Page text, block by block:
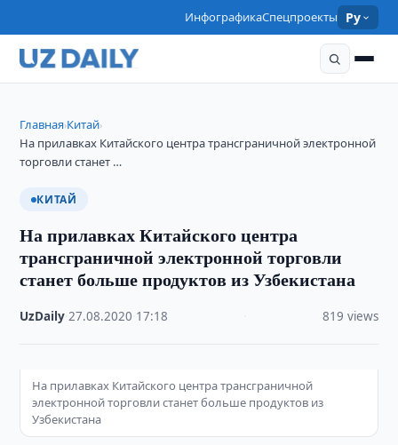
ИнфографикаСпецпроекты Ру
Главная›Китай›
На прилавках Китайского центра трансграничной электронной
торговли станет …
КИТАЙ
На прилавках Китайского центра
трансграничной электронной торговли
станет больше продуктов из Узбекистана
UzDaily ·27.08.2020 17:18 819 views
На прилавках Китайского центра трансграничной
электронной торговли станет больше продуктов из
Узбекистана